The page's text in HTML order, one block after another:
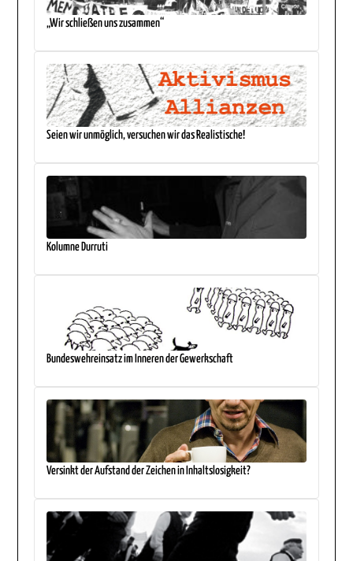
„Wir schließen uns zusammen“
Seien wir unmöglich, versuchen wir das Realistische!
Kolumne Durruti
Bundeswehreinsatz im Inneren der Gewerkschaft
Versinkt der Aufstand der Zeichen in Inhaltslosigkeit?